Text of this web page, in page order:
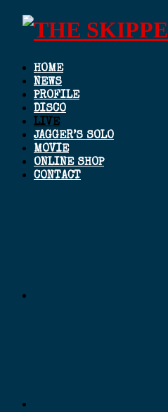
HOME
NEWS
PROFILE
DISCO
LIVE
JAGGER’S SOLO
MOVIE
ONLINE SHOP
CONTACT